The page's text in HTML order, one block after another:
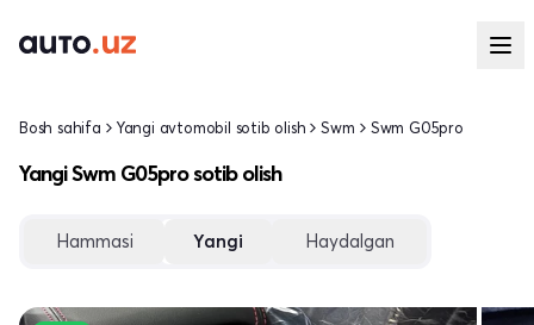
Bosh sahifa Yangi avtomobil sotib olish Swm Swm G05pro
Yangi Swm G05pro sotib olish
Hammasi Yangi Haydalgan